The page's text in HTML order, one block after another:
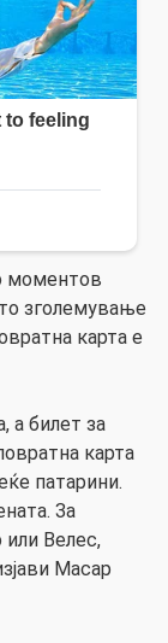
моментов
зголемување
карта е
а билет за
карта
патарини.
За
или Велес,
Масар